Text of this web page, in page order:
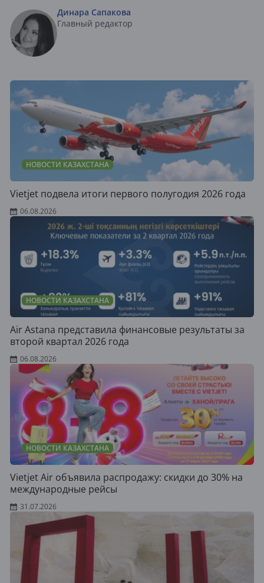
Динара Сапакова
Главный редактор
НОВОСТИ КАЗАХСТАНА
Vietjet подвела итоги первого полугодия 2026 года
06.08.2026
НОВОСТИ КАЗАХСТАНА
Air Astana представила финансовые результаты за
второй квартал 2026 года
06.08.2026
НОВОСТИ КАЗАХСТАНА
Vietjet Air объявила распродажу: скидки до 30% на
международные рейсы
31.07.2026